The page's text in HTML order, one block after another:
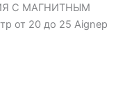
С МАГНИТНЫМ
от 20 до 25 Aignep